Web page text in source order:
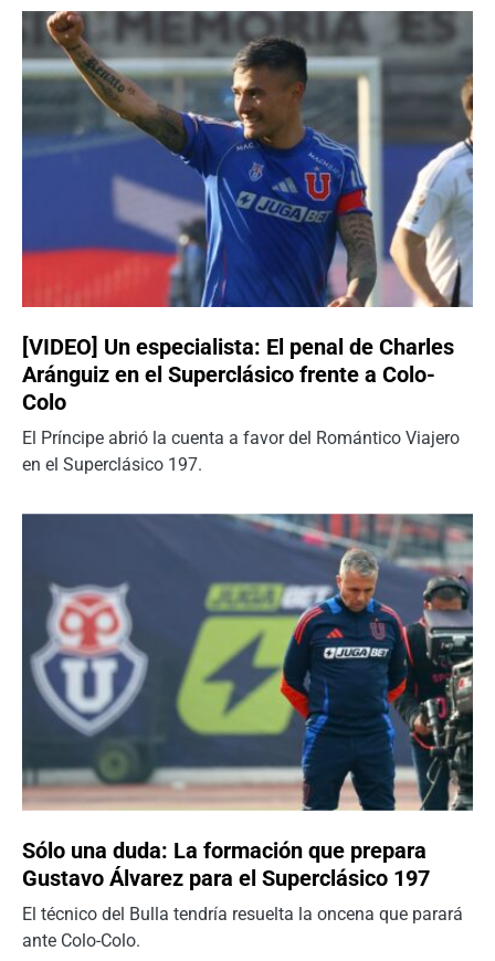
[VIDEO] Un especialista: El penal de Charles
Aránguiz en el Superclásico frente a Colo-
Colo
El Príncipe abrió la cuenta a favor del Romántico Viajero
en el Superclásico 197.
Sólo una duda: La formación que prepara
Gustavo Álvarez para el Superclásico 197
El técnico del Bulla tendría resuelta la oncena que parará
ante Colo-Colo.